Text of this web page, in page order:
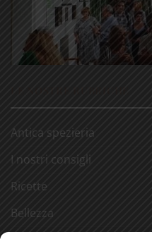
Antica spezieria
I nostri consigli
Ricette
Bellezza